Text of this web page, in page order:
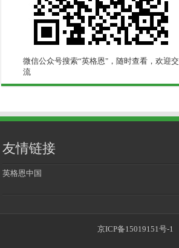
微信公众号搜索“英格恩"，随时查看，欢迎交
流
友情链接
英格恩中国
京ICP备15019151号-1